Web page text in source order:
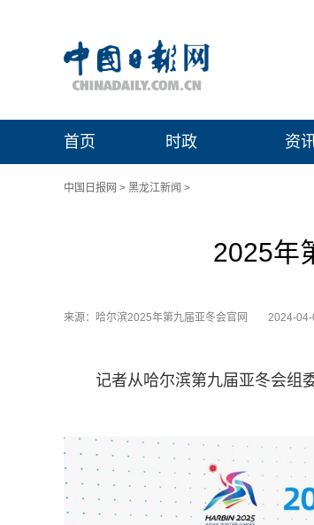
首页 时政 资
中国日报网 > 黑龙江新闻 >
2025年
来源：哈尔滨2025年第九届亚冬会官网 2024-
记者从哈尔滨第九届亚冬会组